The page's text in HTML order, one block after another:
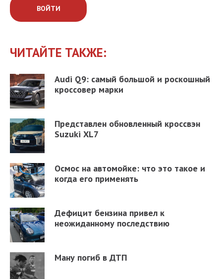
ВОЙТИ
ЧИТАЙТЕ ТАКЖЕ:
Audi Q9: самый большой и роскошный
кроссовер марки
Представлен обновленный кроссвэн
Suzuki XL7
Осмос на автомойке: что это такое и
когда его применять
Дефицит бензина привел к
неожиданному последствию
Ману погиб в ДТП